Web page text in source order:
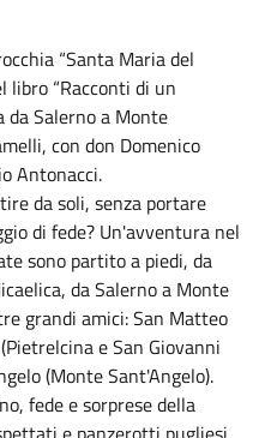
“Santa Maria del
libro “Racconti di un
da Salerno a Monte
con don Domenico
Antonacci.
da soli, senza portare
di fede? Un'avventura nel
sono partito a piedi, da
da Salerno a Monte
grandi amici: San Matteo
e San Giovanni
(Monte Sant'Angelo).
fede e sorprese della